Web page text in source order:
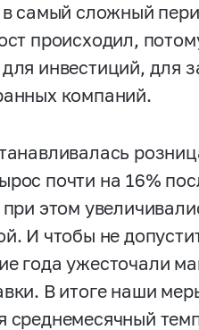
самый сложный
происходил,
инвестиций, для
компаний.
почти на 16%
этом
И чтобы не
года ужесточали
В итоге наши
среднемесячный